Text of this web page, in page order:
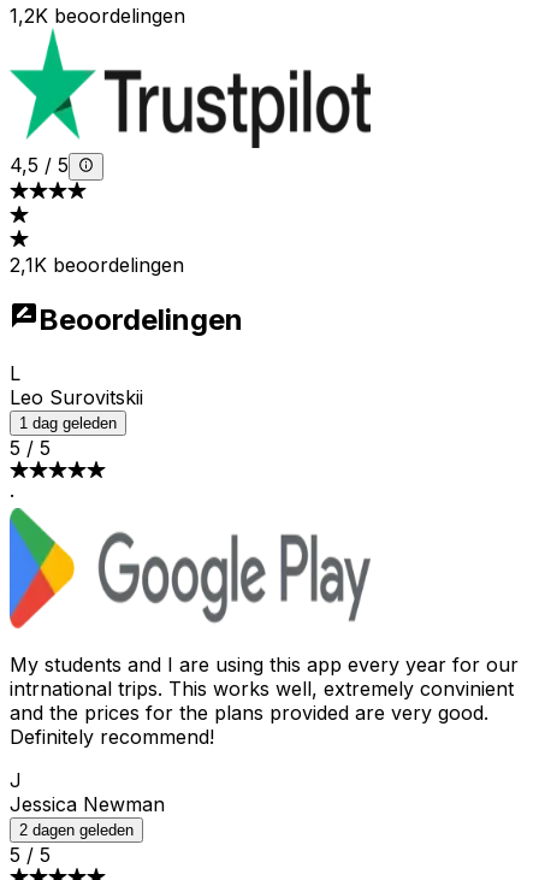
1,2K beoordelingen
4,5 / 5
2,1K beoordelingen
Beoordelingen
L
Leo Surovitskii
1 dag geleden
5 / 5
·
My students and I are using this app every year for our
intrnational trips. This works well, extremely convinient
and the prices for the plans provided are very good.
Definitely recommend!
J
Jessica Newman
2 dagen geleden
5 / 5